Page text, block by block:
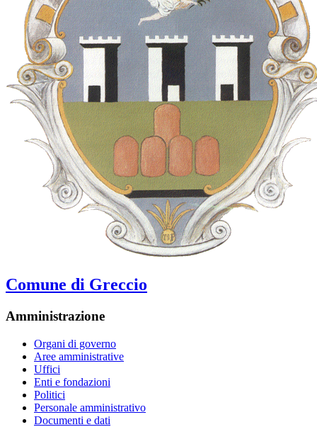
Comune di Greccio
Amministrazione
Organi di governo
Aree amministrative
Uffici
Enti e fondazioni
Politici
Personale amministrativo
Documenti e dati